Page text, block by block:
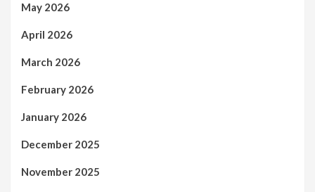
May 2026
April 2026
March 2026
February 2026
January 2026
December 2025
November 2025